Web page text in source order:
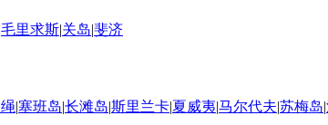
毛里求斯|关岛|斐济
|塞班岛|长滩岛|斯里兰卡|夏威夷|马尔代夫|苏梅岛|